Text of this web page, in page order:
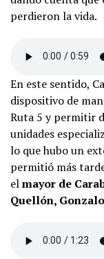
perdieron la vida.
En este sentido,
dispositivo de
Ruta 5 y permitir
unidades
lo que hubo un
permitió más
elmayor de
Quellón,